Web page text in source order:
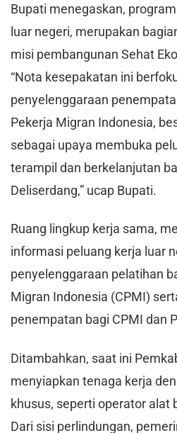
Bupati menegaskan,
luar negeri, merupakan
misi pembangunan Sehat
“Nota kesepakatan ini
penyelenggaraan
Pekerja Migran Indonesia,
sebagai upaya membuka
terampil dan berkelanjutan
Deliserdang,” ucap Bupati.
Ruang lingkup kerja sama,
informasi peluang kerja luar
penyelenggaraan pelatihan
Migran Indonesia (CPMI)
penempatan bagi CPMI dan
Ditambahkan, saat ini
menyiapkan tenaga kerja
khusus, seperti operator alat
Dari sisi perlindungan,